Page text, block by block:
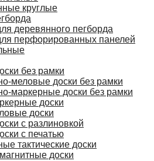
круглые
деревянного пегборда
перфорированных панелей
без рамки
меловые доски без рамки
маркерные доски без рамки
доски
доски
с разлиновкой
с печатью
тактические доски
доски